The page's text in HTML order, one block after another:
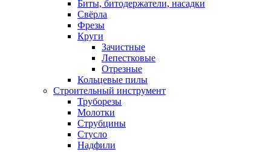
Биты, битодержатели, насадки
Свёрла
Фрезы
Круги
Зачистные
Лепестковые
Отрезные
Кольцевые пилы
Строительный инструмент
Труборезы
Молотки
Струбцины
Стусло
Надфили